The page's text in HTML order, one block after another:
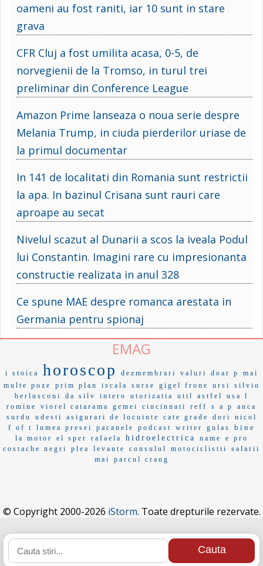
oameni au fost raniti, iar 10 sunt in stare
grava
CFR Cluj a fost umilita acasa, 0-5, de
norvegienii de la Tromso, in turul trei
preliminar din Conference League
Amazon Prime lanseaza o noua serie despre
Melania Trump, in ciuda pierderilor uriase de
la primul documentar
In 141 de localitati din Romania sunt restrictii
la apa. In bazinul Crisana sunt rauri care
aproape au secat
Nivelul scazut al Dunarii a scos la iveala Podul
lui Constantin. Imagini rare cu impresionanta
constructie realizata in anul 328
Ce spune MAE despre romanca arestata in
Germania pentru spionaj
EMAG
i stoica horoscop dezmembrari valuri doar p
mai
multe poze
prim plan iscala surse gigel frone ursi
silvio
berlusconi
da silv intero utorizatia util astfel
usa l
romine
viorel catarama gemei cincinnati reff s a p
anca
surdu
udesti asigurari de locuinte cate grade dori
nicol
f of t
lumea presei pacanele podcast writer gulas bine
la motor el sper rafaela hidroelectrica name
e pro
costache negri
plea levante consulul motociclistii
salarii
mai
parcul crang
© Copyright 2000-2026 iStorm. Toate drepturile rezervate.